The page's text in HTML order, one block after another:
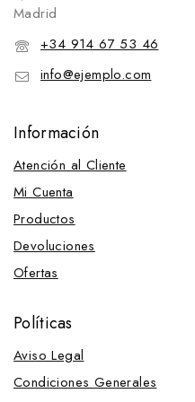
Gomas, Lazos y Cintas
Gruperas
Mantas y Accesorios
Mantillas
Martingalas, Gamarras,
Fundas para pechopetral
Gamarras
Martingalas y Accesorios
Pechopetrales
Amarres
Ramales
Salvacruces
Madrid
+34 914 67 53 46
info@ejemplo.com
Información
Atención al Cliente
Mi Cuenta
Productos
Devoluciones
Ofertas
Políticas
Aviso Legal
Condiciones Generales